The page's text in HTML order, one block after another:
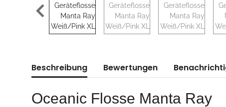
weitere Registerkarten anzeigen
Beschreibung Bewertungen
Oceanic Flosse Manta Ray